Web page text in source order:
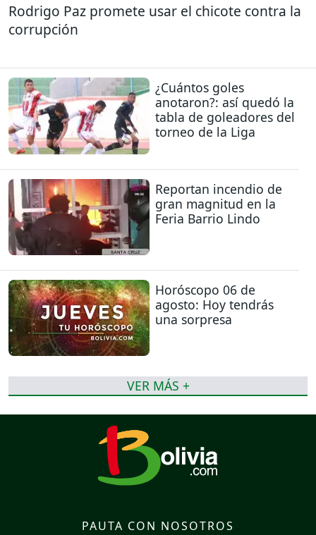
Rodrigo Paz promete usar el chicote contra la
corrupción
¿Cuántos goles
anotaron?: así quedó la
tabla de goleadores del
torneo de la Liga
Reportan incendio de
gran magnitud en la
Feria Barrio Lindo
Horóscopo 06 de
agosto: Hoy tendrás
una sorpresa
VER MÁS +
PAUTA CON NOSOTROS